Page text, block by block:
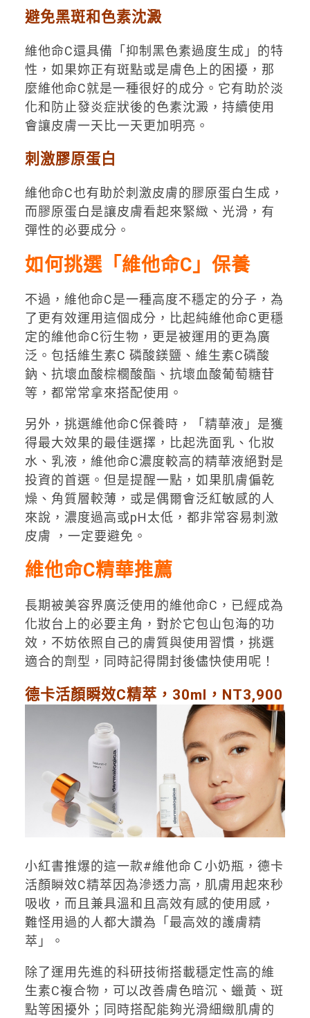
避免黑斑和色素沈澱
維他命C還具備「抑制黑色素過度生成」的特
性，如果妳正有斑點或是膚色上的困擾，那
麼維他命C就是一種很好的成分。它有助於淡
化和防止發炎症狀後的色素沈澱，持續使用
會讓皮膚一天比一天更加明亮。
刺激膠原蛋白
維他命C也有助於刺激皮膚的膠原蛋白生成，
而膠原蛋白是讓皮膚看起來緊緻、光滑，有
彈性的必要成分。
如何挑選「維他命C」保養
不過，維他命C是一種高度不穩定的分子，為
了更有效運用這個成分，比起純維他命C更穩
定的維他命C衍生物，更是被運用的更為廣
泛。包括維生素C 磷酸鎂鹽、維生素C磷酸
鈉、抗壞血酸棕櫚酸酯、抗壞血酸葡萄糖苷
等，都常常拿來搭配使用。
另外，挑選維他命C保養時，「精華液」是獲
得最大效果的最佳選擇，比起洗面乳、化妝
水、乳液，維他命C濃度較高的精華液絕對是
投資的首選。但是提醒一點，如果肌膚偏乾
燥、角質層較薄，或是偶爾會泛紅敏感的人
來說，濃度過高或pH太低，都非常容易刺激
皮膚 ，一定要避免。
維他命C精華推薦
長期被美容界廣泛使用的維他命C，已經成為
化妝台上的必要主角，對於它包山包海的功
效，不妨依照自己的膚質與使用習慣，挑選
適合的劑型，同時記得開封後儘快使用呢！
德卡活顏瞬效C精萃，30ml，NT3,900
小紅書推爆的這一款#維他命Ｃ小奶瓶，德卡
活顏瞬效C精萃因為滲透力高，肌膚用起來秒
吸收，而且兼具溫和且高效有感的使用感，
難怪用過的人都大讚為「最高效的護膚精
萃」。
除了運用先進的科研技術搭載穩定性高的維
生素C複合物，可以改善膚色暗沉、蠟黃、斑
點等困擾外；同時搭配能夠光滑細緻肌膚的